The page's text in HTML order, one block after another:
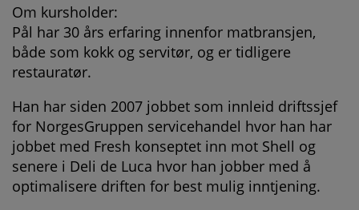
Om kursholder:
Pål har 30 års erfaring innenfor matbransjen,
både som kokk og servitør, og er tidligere
restauratør.
Han har siden 2007 jobbet som innleid driftssjef
for NorgesGruppen servicehandel hvor han har
jobbet med Fresh konseptet inn mot Shell og
senere i Deli de Luca hvor han jobber med å
optimalisere driften for best mulig inntjening.